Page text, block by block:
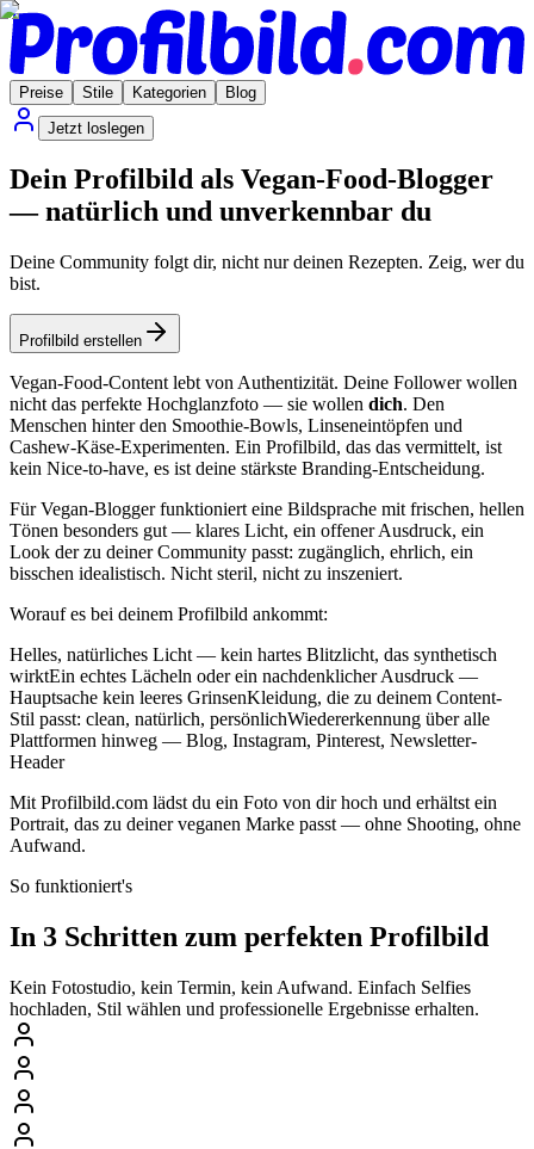
Preise Stile Kategorien
Blog
Jetzt loslegen
Dein Profilbild als Vegan-Food-Blogger
— natürlich und unverkennbar du
Deine Community folgt dir, nicht nur deinen Rezepten. Zeig, wer du
bist.
Profilbild erstellen
Vegan-Food-Content lebt von Authentizität. Deine Follower wollen
nicht das perfekte Hochglanzfoto — sie wollen dich. Den
Menschen hinter den Smoothie-Bowls, Linseneintöpfen und
Cashew-Käse-Experimenten. Ein Profilbild, das das vermittelt, ist
kein Nice-to-have, es ist deine stärkste Branding-Entscheidung.
Für Vegan-Blogger funktioniert eine Bildsprache mit frischen, hellen
Tönen besonders gut — klares Licht, ein offener Ausdruck, ein
Look der zu deiner Community passt: zugänglich, ehrlich, ein
bisschen idealistisch. Nicht steril, nicht zu inszeniert.
Worauf es bei deinem Profilbild ankommt:
Helles, natürliches Licht — kein hartes Blitzlicht, das synthetisch
wirktEin echtes Lächeln oder ein nachdenklicher Ausdruck —
Hauptsache kein leeres GrinsenKleidung, die zu deinem Content-
Stil passt: clean, natürlich, persönlichWiedererkennung über alle
Plattformen hinweg — Blog, Instagram, Pinterest, Newsletter-
Header
Mit Profilbild.com lädst du ein Foto von dir hoch und erhältst ein
Portrait, das zu deiner veganen Marke passt — ohne Shooting, ohne
Aufwand.
So funktioniert's
In 3 Schritten zum perfekten Profilbild
Kein Fotostudio, kein Termin, kein Aufwand. Einfach Selfies
hochladen, Stil wählen und professionelle Ergebnisse erhalten.